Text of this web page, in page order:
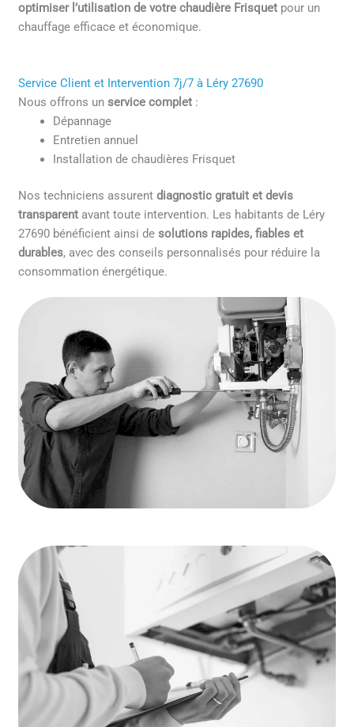
optimiser l’utilisation de votre chaudière Frisquet pour un
chauffage efficace et économique.
Service Client et Intervention 7j/7 à Léry 27690
Nous offrons unservice complet :
Dépannage
Entretien annuel
Installation de chaudières Frisquet
Nos techniciens assurentdiagnostic gratuit et devis
transparent avant toute intervention. Les habitants de Léry
27690 bénéficient ainsi desolutions rapides, fiables et
durables, avec des conseils personnalisés pour réduire la
consommation énergétique.